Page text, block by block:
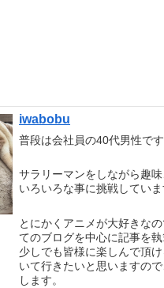
iwabobu
普段は会社員の40代男性です
サラリーマンをしながら趣
いろいろな事に挑戦していま
とにかくアニメが大好きな
てのブログを中心に記事を執
少しでも皆様に楽しんで頂
いて行きたいと思いますの
します。